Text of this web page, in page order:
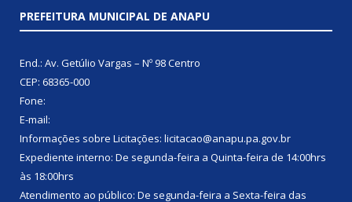
PREFEITURA MUNICIPAL DE ANAPU
End.: Av. Getúlio Vargas – Nº 98 Centro
CEP: 68365-000
Fone:
E-mail:
Informações sobre Licitações: licitacao@anapu.pa.gov.br
Expediente interno: De segunda-feira a Quinta-feira de 14:00hrs
às 18:00hrs
Atendimento ao público: De segunda-feira a Sexta-feira das